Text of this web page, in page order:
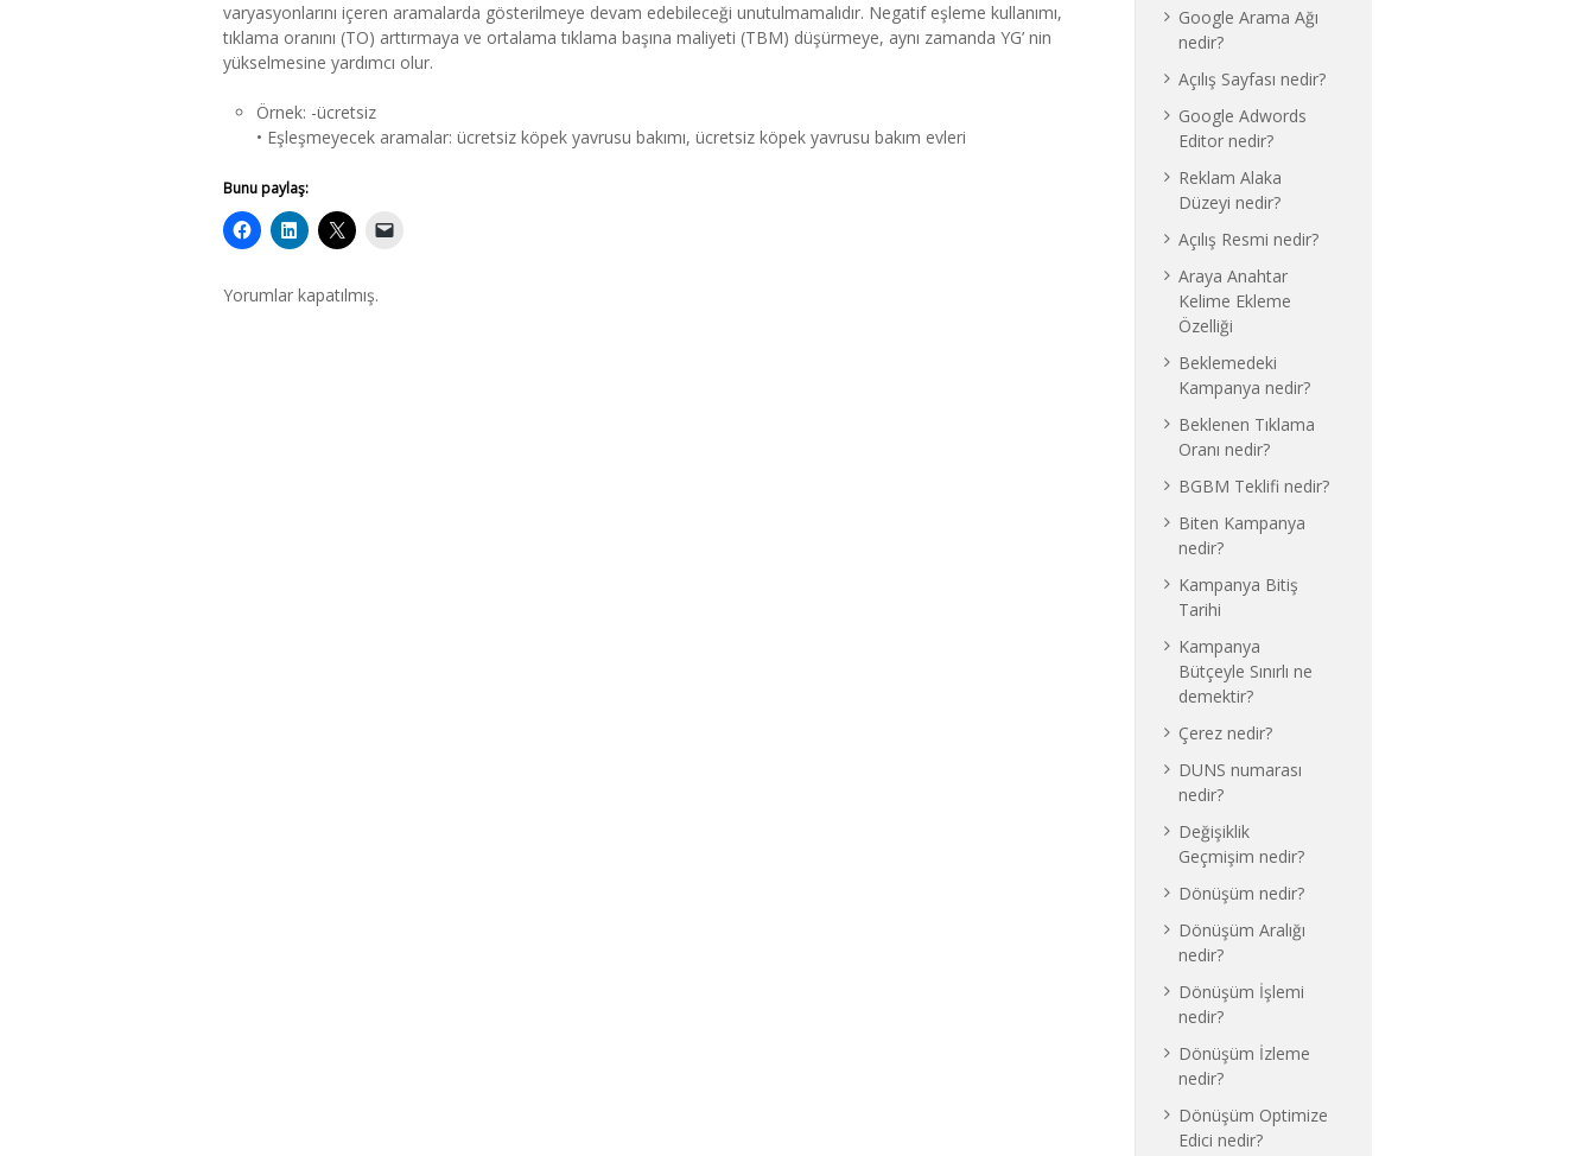
varyasyonlarını içeren aramalarda gösterilmeye devam edebileceği unutulmamalıdır. Negatif eşleme kullanımı,
tıklama oranını (TO) arttırmaya ve ortalama tıklama başına maliyeti (TBM) düşürmeye, aynı zamanda YG’ nin
yükselmesine yardımcı olur.
Örnek: -ücretsiz
• Eşleşmeyecek aramalar: ücretsiz köpek yavrusu bakımı, ücretsiz köpek yavrusu bakım evleri
Bunu paylaş:
Yorumlar kapatılmış.
Google Arama Ağı
nedir?
Açılış Sayfası nedir?
Google Adwords
Editor nedir?
Reklam Alaka
Düzeyi nedir?
Açılış Resmi nedir?
Araya Anahtar
Kelime Ekleme
Özelliği
Beklemedeki
Kampanya nedir?
Beklenen Tıklama
Oranı nedir?
BGBM Teklifi nedir?
Biten Kampanya
nedir?
Kampanya Bitiş
Tarihi
Kampanya
Bütçeyle Sınırlı ne
demektir?
Çerez nedir?
DUNS numarası
nedir?
Değişiklik
Geçmişim nedir?
Dönüşüm nedir?
Dönüşüm Aralığı
nedir?
Dönüşüm İşlemi
nedir?
Dönüşüm İzleme
nedir?
Dönüşüm Optimize
Edici nedir?